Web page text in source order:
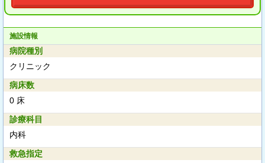
施設情報
病院種別
クリニック
病床数
0 床
診療科目
内科
救急指定